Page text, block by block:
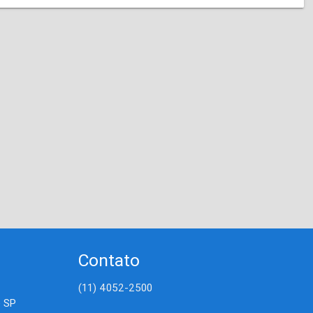
Contato
(11) 4052-2500